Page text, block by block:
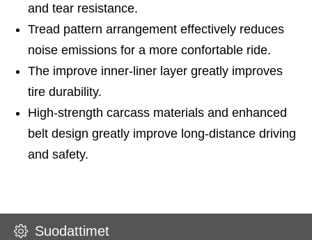
and tear resistance.
Tread pattern arrangement effectively reduces
noise emissions for a more confortable ride.
The improve inner-liner layer greatly improves
tire durability.
High-strength carcass materials and enhanced
belt design greatly improve long-distance driving
and safety.
Suodattimet